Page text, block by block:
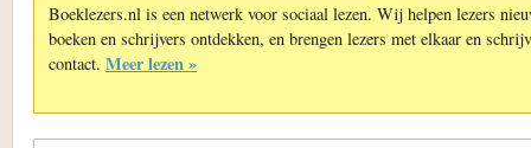
Boeklezers.nl is een netwerk voor sociaal lezen. Wij helpen lezers
boeken en schrijvers ontdekken, en brengen lezers met elkaar en
contact. Meer lezen »